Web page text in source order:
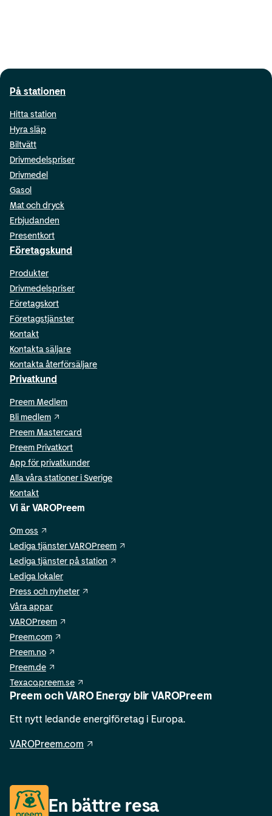
På stationen
Hitta station
Hyra släp
Biltvätt
Drivmedelspriser
Drivmedel
Gasol
Mat och dryck
Erbjudanden
Presentkort
Företagskund
Produkter
Drivmedelspriser
Företagskort
Företagstjänster
Kontakt
Kontakta säljare
Kontakta återförsäljare
Privatkund
Preem Medlem
Bli medlem
Preem Mastercard
Preem Privatkort
App för privatkunder
Alla våra stationer i Sverige
Kontakt
Vi är VAROPreem
Om oss
Lediga tjänster VAROPreem
Lediga tjänster på station
Lediga lokaler
Press och nyheter
Våra appar
VAROPreem
Preem.com
Preem.no
Preem.de
Texaco.preem.se
Preem och VARO Energy blir VAROPreem
Ett nytt ledande energiföretag i Europa.
VAROPreem.com
En bättre resa